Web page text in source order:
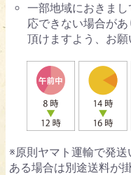
一部地域におきま
応できない場合が
頂けますよう、お願
※原則ヤマト運輸で発
ある場合は別途送料が